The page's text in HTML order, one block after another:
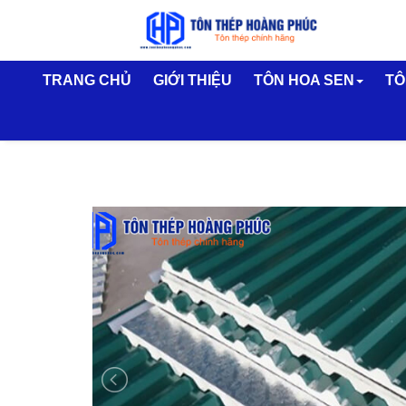
TRANG CHỦ GIỚI THIỆU TÔN HOA SEN